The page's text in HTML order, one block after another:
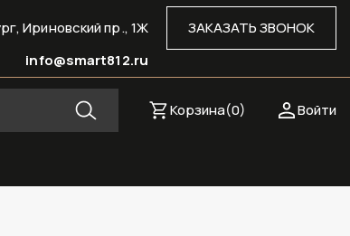
ЗАКАЗАТЬ ЗВОНОК
Ириновский пр., 1Ж
info@smart812.ru
Войти
Корзина(0)